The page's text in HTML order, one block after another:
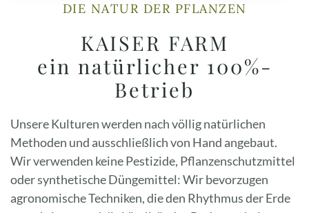
DIE NATUR DER PFLANZEN
KAISER FARM
ein natürlicher 100%-
Betrieb
Unsere Kulturen werden nach völlig natürlichen
Methoden und ausschließlich von Hand angebaut.
Wir verwenden keine Pestizide, Pflanzenschutzmittel
oder synthetische Düngemittel: Wir bevorzugen
agronomische Techniken, die den Rhythmus der Erde